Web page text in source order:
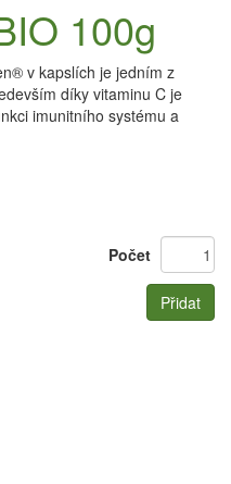
100g
v kapslích je jedním z
díky vitaminu C je
imunitního systému a
Počet
Přidat